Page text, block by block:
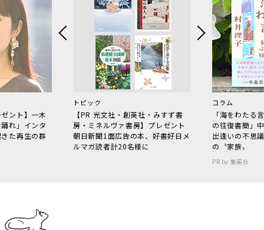
ント】一木
れ」インタ
た再生の群
トピック
【PR 光文社・創英社・みすず書
房・ミネルヴァ書房】プレゼント
朝日新聞1面広告の本、好書好日メ
ルマガ読者計20名様に
コラム
「海をわた
の往復書簡」
出逢いの不思
の〝家族〟
PR by 集英社